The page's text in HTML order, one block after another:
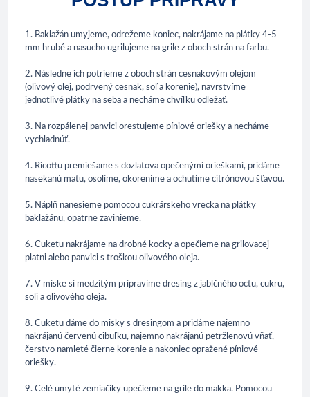
1. Baklažán umyjeme, odrežeme koniec, nakrájame na plátky 4-5
mm hrubé a nasucho ugrilujeme na grile z oboch strán na farbu.
2. Následne ich potrieme z oboch strán cesnakovým olejom
(olivový olej, podrvený cesnak, soľ a korenie), navrstvíme
jednotlivé plátky na seba a necháme chvíľku odležať.
3. Na rozpálenej panvici orestujeme píniové oriešky a necháme
vychladnúť.
4. Ricottu premiešame s dozlatova opečenými orieškami, pridáme
nasekanú mätu, osolíme, okoreníme a ochutíme citrónovou šťavou.
5. Náplň nanesieme pomocou cukrárskeho vrecka na plátky
baklažánu, opatrne zavinieme.
6. Cuketu nakrájame na drobné kocky a opečieme na grilovacej
platni alebo panvici s troškou olivového oleja.
7. V miske si medzitým pripravíme dresing z jablčného octu, cukru,
soli a olivového oleja.
8. Cuketu dáme do misky s dresingom a pridáme najemno
nakrájanú červenú cibuľku, najemno nakrájanú petržlenovú vňať,
čerstvo namleté čierne korenie a nakoniec opražené píniové
oriešky.
9. Celé umyté zemiačiky upečieme na grile do mäkka. Pomocou